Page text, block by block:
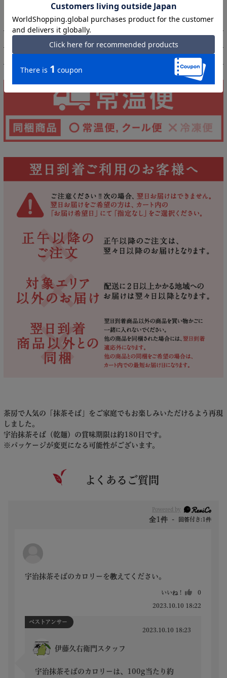
株式会社伊藤久右衛門
京都府宇治市莵道荒槙19-3
0120-27-3993
アレルゲン 小麦、そば
茶房で人気の「抹茶そば」をご家庭でもお楽しみいただけるよう再現
しました。
宇治抹茶そば（乾麺）の賞味期限は約180日です。
※パッケージが変更になる可能性がございます。
よくあるご質問
Powered by
全1件 回答付き:1件
宇治抹茶そばのカロリーを教えてください。
いいね！ 0
2023.10.10 18:22
2023.10.10 18:23
伊藤久右衛門スタッフ
宇治抹茶そばのカロリーは、100g当たり約
ベストアンサー